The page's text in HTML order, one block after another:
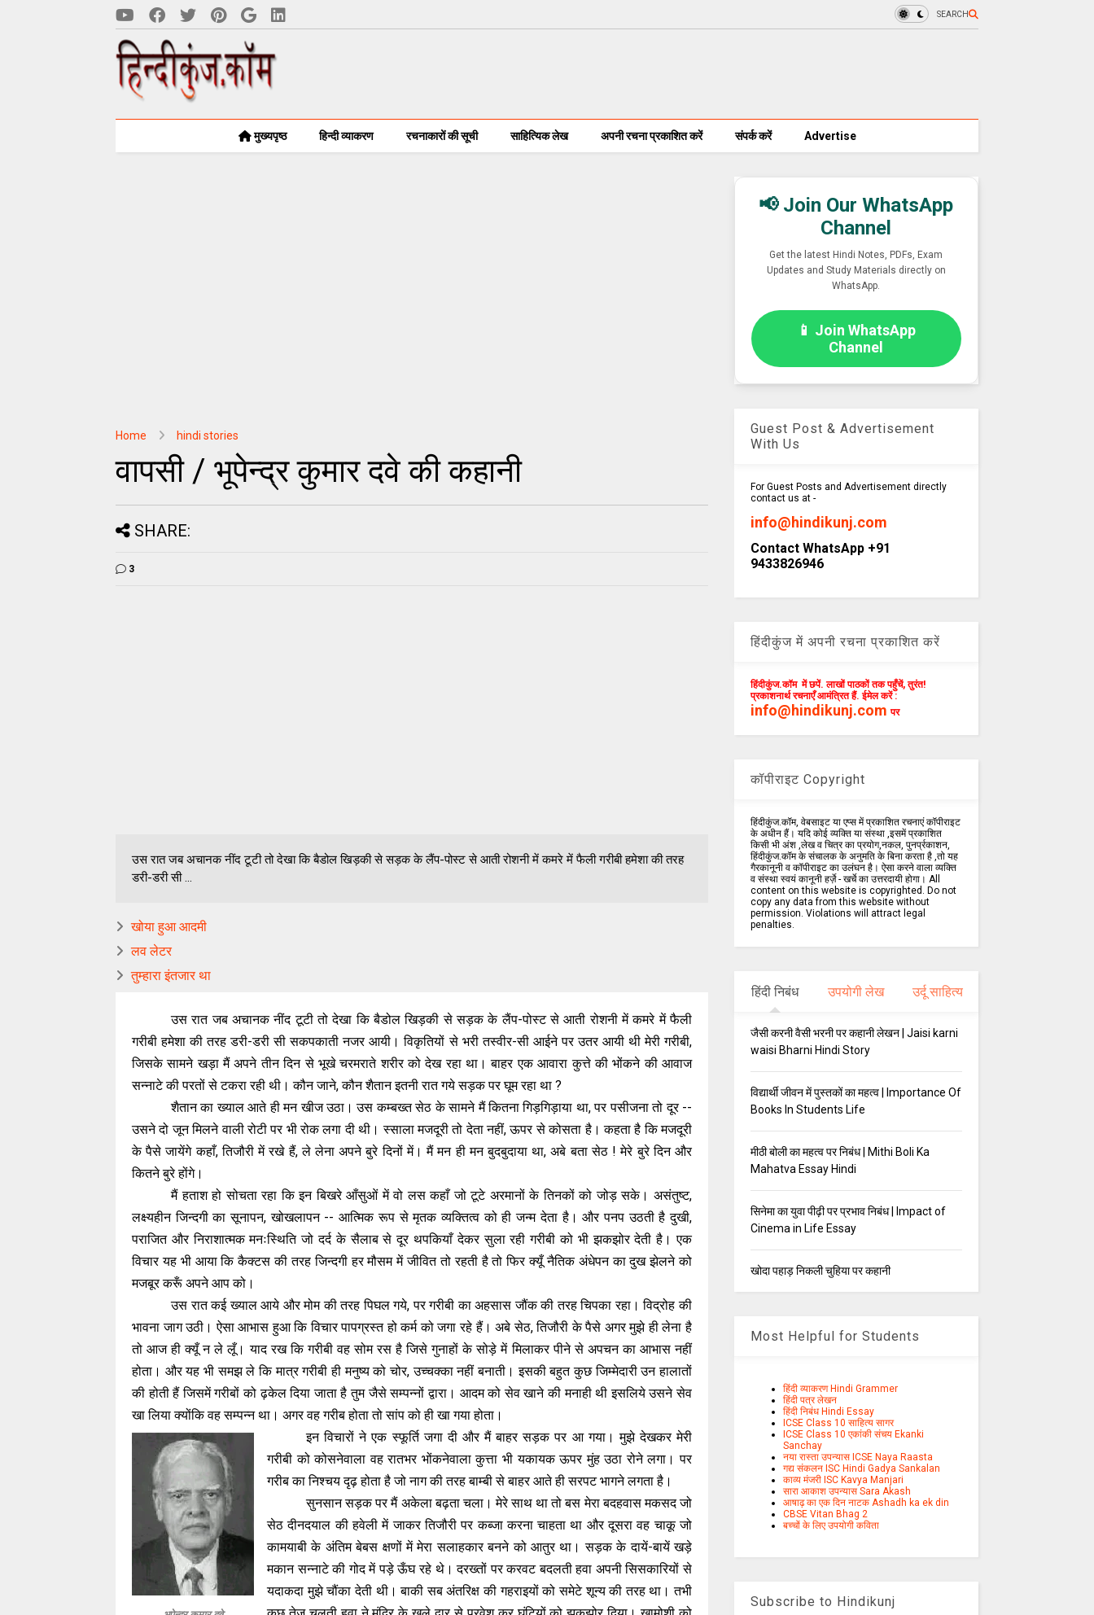
SEARCH
मुख्यपृष्ठ हिन्दी व्याकरण रचनाकारों की सूची साहित्यिक लेख अपनी रचना प्रकाशित करें संपर्क करें Advertise
Home hindi stories
वापसी / भूपेन्द्र कुमार दवे की कहानी
SHARE:
3
उस रात जब अचानक नींद टूटी तो देखा कि बैडोल खिड़की से सड़क के लैंप-पोस्ट से आती रोशनी में कमरे में फैली गरीबी हमेशा की तरह
डरी-डरी सी ...
खोया हुआ आदमी
लव लेटर
तुम्हारा इंतजार था
उस रात जब अचानक नींद टूटी तो देखा कि बैडोल खिड़की से सड़क के लैंप-पोस्ट से आती रोशनी में कमरे में फैली
गरीबी हमेशा की तरह डरी-डरी सी सकपकाती नजर आयी। विकृतियों से भरी तस्वीर-सी आईने पर उतर आयी थी मेरी गरीबी,
जिसके सामने खड़ा मैं अपने तीन दिन से भूखे चरमराते शरीर को देख रहा था। बाहर एक आवारा कुत्ते की भोंकने की आवाज
सन्नाटे की परतों से टकरा रही थी। कौन जाने, कौन शैतान इतनी रात गये सड़क पर घूम रहा था ?
शैतान का ख्याल आते ही मन खीज उठा। उस कम्बख्त सेठ के सामने मैं कितना गिड़गिड़ाया था, पर पसीजना तो दूर --
उसने दो जून मिलने वाली रोटी पर भी रोक लगा दी थी। स्साला मजदूरी तो देता नहीं, ऊपर से कोसता है। कहता है कि मजदूरी
के पैसे जायेंगे कहाँ, तिजौरी में रखे हैं, ले लेना अपने बुरे दिनों में। मैं मन ही मन बुदबुदाया था, अबे बता सेठ ! मेरे बुरे दिन और
कितने बुरे होंगे।
मैं हताश हो सोचता रहा कि इन बिखरे आँसुओं में वो लस कहाँ जो टूटे अरमानों के तिनकों को जोड़ सके। असंतुष्ट,
लक्ष्यहीन जिन्दगी का सूनापन, खोखलापन -- आत्मिक रूप से मृतक व्यक्तित्व को ही जन्म देता है। और पनप उठती है दुखी,
पराजित और निराशात्मक मनःस्थिति जो दर्द के सैलाब से दूर थपकियाँ देकर सुला रही गरीबी को भी झकझोर देती है। एक
विचार यह भी आया कि कैक्टस की तरह जिन्दगी हर मौसम में जीवित तो रहती है तो फिर क्यूँ नैतिक अंधेपन का दुख झेलने को
मजबूर करूँ अपने आप को।
उस रात कई ख्याल आये और मोम की तरह पिघल गये, पर गरीबी का अहसास जौंक की तरह चिपका रहा। विद्रोह की
भावना जाग उठी। ऐसा आभास हुआ कि विचार पापग्रस्त हो कर्म को जगा रहे हैं। अबे सेठ, तिजौरी के पैसे अगर मुझे ही लेना है
तो आज ही क्यूँ न ले लूँ। याद रख कि गरीबी वह सोम रस है जिसे गुनाहों के सोड़े में मिलाकर पीने से अपचन का आभास नहीं
होता। और यह भी समझ ले कि मात्र गरीबी ही मनुष्य को चोर, उच्चक्का नहीं बनाती। इसकी बहुत कुछ जिम्मेदारी उन हालातों
की होती हैं जिसमें गरीबों को ढ़केल दिया जाता है तुम जैसे सम्पन्नों द्वारा। आदम को सेव खाने की मनाही थी इसलिये उसने सेव
खा लिया क्योंकि वह सम्पन्न था। अगर वह गरीब होता तो सांप को ही खा गया होता।
इन विचारों ने एक स्फूर्ति जगा दी और मैं बाहर सड़क पर आ गया। मुझे देखकर मेरी
गरीबी को कोसनेवाला वह रातभर भोंकनेवाला कुत्ता भी यकायक ऊपर मुंह उठा रोने लगा। पर
गरीब का निश्चय दृढ़ होता है जो नाग की तरह बाम्बी से बाहर आते ही सरपट भागने लगता है।
सुनसान सड़क पर मैं अकेला बढ़ता चला। मेरे साथ था तो बस मेरा बदहवास मकसद जो
सेठ दीनदयाल की हवेली में जाकर तिजौरी पर कब्जा करना चाहता था और दूसरा वह चाकू जो
कामयाबी के अंतिम बेबस क्षणों में मेरा सलाहकार बनने को आतुर था। सड़क के दायें-बायें खड़े
मकान सन्नाटे की गोद में पड़े ऊँघ रहे थे। दरख्तों पर करवट बदलती हवा अपनी सिसकारियों से
यदाकदा मुझे चौंका देती थी। बाकी सब अंतरिक्ष की गहराइयों को समेटे शून्य की तरह था। तभी
📢 Join Our WhatsApp
Channel
Get the latest Hindi Notes, PDFs, Exam
Updates and Study Materials directly on
WhatsApp.
📱 Join WhatsApp
Channel
Guest Post & Advertisement
With Us
For Guest Posts and Advertisement directly
contact us at -
info@hindikunj.com
Contact WhatsApp +91
9433826946
हिंदीकुंज में अपनी रचना प्रकाशित करें
हिंदीकुंज.कॉम में छपें. लाखों पाठकों तक पहुँचें, तुरंत!
प्रकाशनार्थ रचनाएँ आमंत्रित हैं. ईमेल करें :
info@hindikunj.com पर
कॉपीराइट Copyright
हिंदीकुंज.कॉम, वेबसाइट या एप्स में प्रकाशित रचनाएं कॉपीराइट
के अधीन हैं। यदि कोई व्यक्ति या संस्था ,इसमें प्रकाशित
किसी भी अंश ,लेख व चित्र का प्रयोग,नकल, पुनर्प्रकाशन,
हिंदीकुंज.कॉम के संचालक के अनुमति के बिना करता है ,तो यह
गैरकानूनी व कॉपीराइट का उलंघन है। ऐसा करने वाला व्यक्ति
व संस्था स्वयं कानूनी हर्ज़े - खर्चे का उत्तरदायी होगा। All
content on this website is copyrighted. Do not
copy any data from this website without
permission. Violations will attract legal
penalties.
हिंदी निबंध उपयोगी लेख उर्दू साहित्य
जैसी करनी वैसी भरनी पर कहानी लेखन | Jaisi karni
waisi Bharni Hindi Story
विद्यार्थी जीवन में पुस्तकों का महत्व | Importance Of
Books In Students Life
मीठी बोली का महत्व पर निबंध | Mithi Boli Ka
Mahatva Essay Hindi
सिनेमा का युवा पीढ़ी पर प्रभाव निबंध | Impact of
Cinema in Life Essay
खोदा पहाड़ निकली चुहिया पर कहानी
Most Helpful for Students
हिंदी व्याकरण Hindi Grammer
हिंदी पत्र लेखन
हिंदी निबंध Hindi Essay
ICSE Class 10 साहित्य सागर
ICSE Class 10 एकांकी संचय Ekanki
Sanchay
नया रास्ता उपन्यास ICSE Naya Raasta
गद्य संकलन ISC Hindi Gadya Sankalan
काव्य मंजरी ISC Kavya Manjari
सारा आकाश उपन्यास Sara Akash
आषाढ़ का एक दिन नाटक Ashadh ka ek din
CBSE Vitan Bhag 2
बच्चों के लिए उपयोगी कविता
Subscribe to Hindikunj